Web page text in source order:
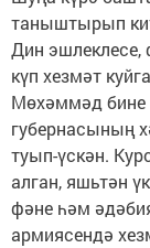
таныштырып
Дин эшлеклесе,
күп хезмәт
Мөхәммәд бине
губернасының
туып-үскән.
алган, яшьтән
фәне һәм
армиясендә